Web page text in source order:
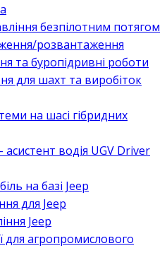
безпілотним потягом
розвантаження
та буропідривні роботи
для шахт та виробіток
на шасі гібридних
водія UGV Driver
на базі Jeep
для Jeep
Jeep
для агропромислового